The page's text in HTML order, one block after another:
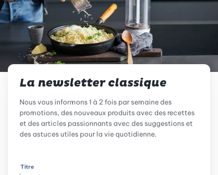
La newsletter classique
Nous vous informons 1 à 2 fois par semaine des
promotions, des nouveaux produits avec des recettes
et des articles passionnants avec des suggestions et
des astuces utiles pour la vie quotidienne.
Titre